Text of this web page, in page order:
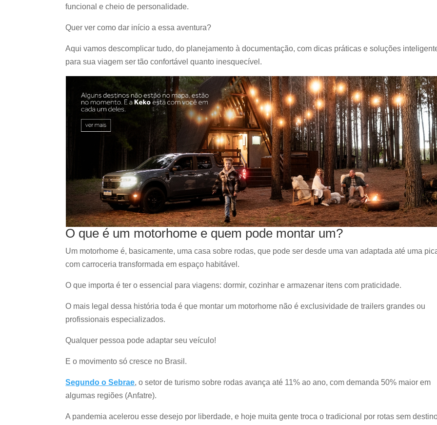
funcional e cheio de personalidade.
Quer ver como dar início a essa aventura?
Aqui vamos descomplicar tudo, do planejamento à documentação, com dicas práticas e soluções
para sua viagem ser tão confortável quanto inesquecível.
O que é um motorhome e quem pode montar um?
Um motorhome é, basicamente, uma casa sobre rodas, que pode ser desde uma van adaptada até uma
com carroceria transformada em espaço habitável.
O que importa é ter o essencial para viagens: dormir, cozinhar e armazenar itens com praticidade.
O mais legal dessa história toda é que montar um motorhome não é exclusividade de trailers grandes ou
profissionais especializados.
Qualquer pessoa pode adaptar seu veículo!
E o movimento só cresce no Brasil.
Segundo o Sebrae, o setor de turismo sobre rodas avança até 11% ao ano, com demanda 50% maior em
algumas regiões (Anfatre).
A pandemia acelerou esse desejo por liberdade, e hoje muita gente troca o tradicional por rotas sem